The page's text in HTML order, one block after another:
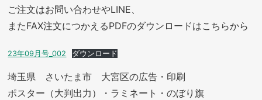
ご注文はお問い合わせやLINE、
またFAX注文につかえるPDFのダウンロードはこちらから
23年09月号_002 ダウンロード
埼玉県 さいたま市 大宮区の広告・印刷
ポスター（大判出力）・ラミネート・のぼり旗